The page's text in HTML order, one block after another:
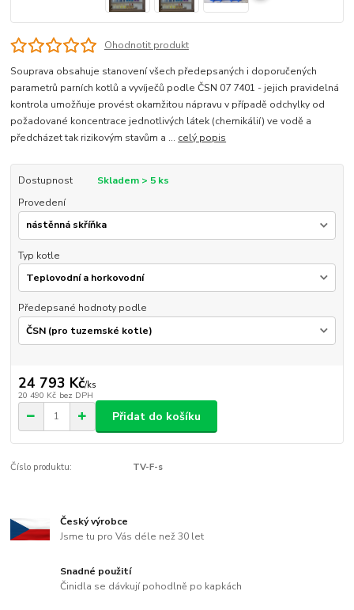
Ohodnotit produkt
Souprava obsahuje stanovení všech předepsaných i doporučených
parametrů parních kotlů a vyvíječů podle ČSN 07 7401 - jejich pravidelná
kontrola umožňuje provést okamžitou nápravu v případě odchylky od
požadované koncentrace jednotlivých látek (chemikálií) ve vodě a
předcházet tak rizikovým stavům a ... celý popis
Dostupnost
Skladem > 5 ks
Provedení
Typ kotle
Předepsané hodnoty podle
24 793 Kč/ks
20 490 Kč bez DPH
Přidat do košíku
Číslo produktu: TV-F-s
Český výrobce
Jsme tu pro Vás déle než 30 let
Snadné použití
Činidla se dávkují pohodlně po kapkách